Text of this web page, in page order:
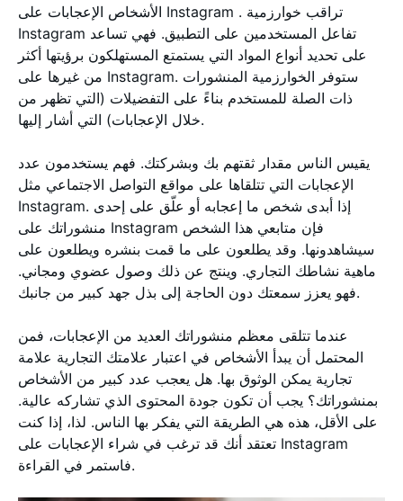
الأشخاص الإعجابات على Instagram . تراقب خوارزمية
Instagram تفاعل المستخدمين على التطبيق. فهي تساعد
على تحديد أنواع المواد التي يستمتع المستهلكون برؤيتها أكثر
من غيرها على Instagram. ستوفر الخوارزمية المنشورات
ذات الصلة للمستخدم بناءً على التفضيلات (التي تظهر من
خلال الإعجابات) التي أشار إليها.
يقيس الناس مقدار ثقتهم بك وبشركتك. فهم يستخدمون عدد
الإعجابات التي تتلقاها على مواقع التواصل الاجتماعي مثل
Instagram. إذا أبدى شخص ما إعجابه أو علّق على إحدى
منشوراتك على Instagram فإن متابعي هذا الشخص
سيشاهدونها. وقد يطلعون على ما قمت بنشره ويطلعون على
ماهية نشاطك التجاري. وينتج عن ذلك وصول عضوي ومجاني.
فهو يعزز سمعتك دون الحاجة إلى بذل جهد كبير من جانبك.
عندما تتلقى معظم منشوراتك العديد من الإعجابات، فمن
المحتمل أن يبدأ الأشخاص في اعتبار علامتك التجارية علامة
تجارية يمكن الوثوق بها. هل يعجب عدد كبير من الأشخاص
بمنشوراتك؟ يجب أن تكون جودة المحتوى الذي تشاركه عالية.
على الأقل، هذه هي الطريقة التي يفكر بها الناس. لذا، إذا كنت
تعتقد أنك قد ترغب في شراء الإعجابات على Instagram
فاستمر في القراءة.